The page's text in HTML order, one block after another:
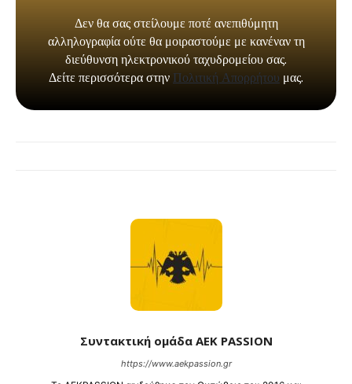
Συντακτική ομάδα AEK PASSION
https://www.aekpassion.gr